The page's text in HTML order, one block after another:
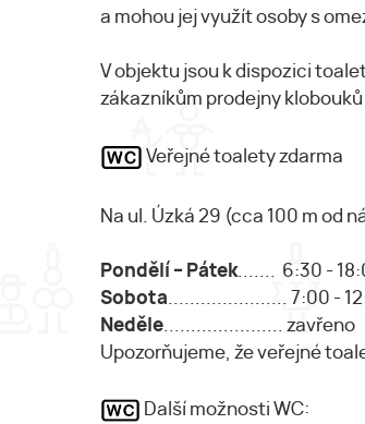
a mohou jej využít osoby s
V objektu jsou k dispozici
zákazníkům prodejny klobouků
Veřejné toalety zdarma
Na ul. Úzká 29 (cca 100 m od
Pondělí – Pátek....... 6:30 -
Sobota ...................... 7:00 -
Neděle ...................... zavřeno
Upozorňujeme, že veřejné
Další možnosti WC: